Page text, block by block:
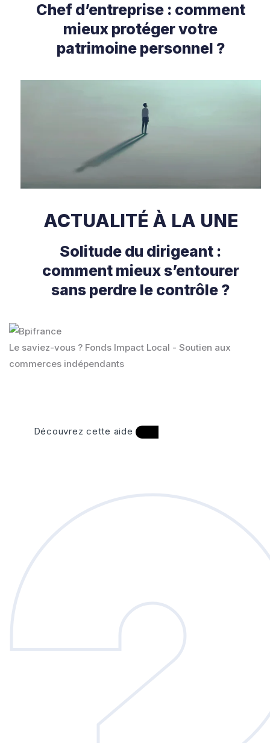
Chef d’entreprise : comment
mieux protéger votre
patrimoine personnel ?
ACTUALITÉ À LA UNE
Solitude du dirigeant :
comment mieux s’entourer
sans perdre le contrôle ?
Le saviez-vous ? Fonds Impact Local - Soutien aux
commerces indépendants
Découvrez cette aide